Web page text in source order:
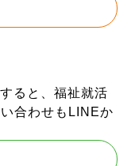
ると、福祉就活
合わせもLINEか